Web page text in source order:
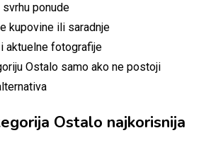
ponude
kupovine ili saradnje
aktuelne fotografije
Ostalo samo ako ne postoji
Ostalo najkorisnija